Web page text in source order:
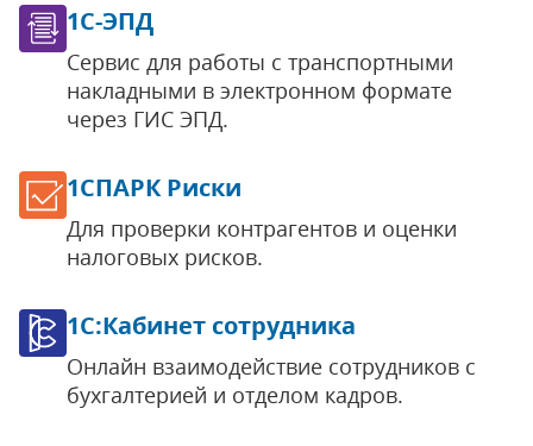
1С-ЭПД
Сервис для работы с транспортными
накладными в электронном формате
через ГИС ЭПД.
1СПАРК Риски
Для проверки контрагентов и оценки
налоговых рисков.
1С:Кабинет сотрудника
Онлайн взаимодействие сотрудников с
бухгалтерией и отделом кадров.